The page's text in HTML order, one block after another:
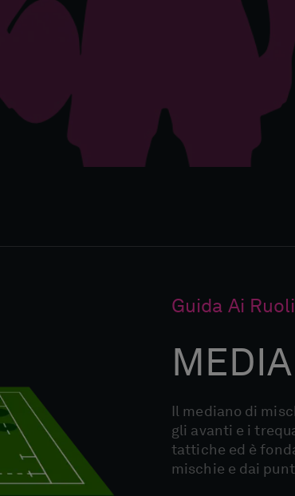
Guida Ai Ruoli
Il mediano di
gli avanti e i
tattiche ed è
mischie e dai